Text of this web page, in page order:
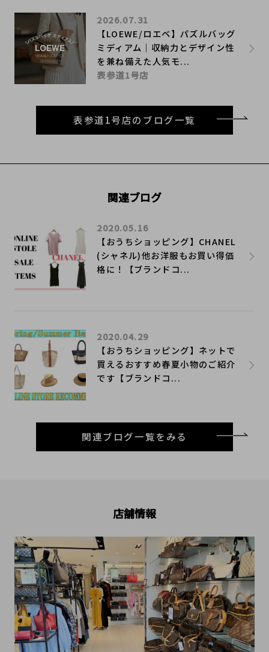
【LOEWE/ロエベ】パズルバッグ
ミディアム｜収納力とデザイン性
を兼ね備えた人気モ...
2026.07.31
表参道1号店
表参道1号店のブログ一覧
関連ブログ
【おうちショッピング】CHANEL
(シャネル)他お洋服もお買い得価
格に！【ブランドコ...
2020.05.16
【おうちショッピング】ネットで
買えるおすすめ春夏小物のご紹介
です【ブランドコ...
2020.04.29
関連ブログ一覧をみる
店舗情報